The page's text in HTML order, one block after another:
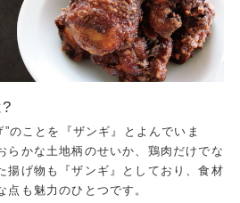
のことを『ザンギ』とよんでいま
らかな土地柄のせいか、鶏肉だけでな
揚げ物も『ザンギ』としており、食材
も魅力のひとつです。